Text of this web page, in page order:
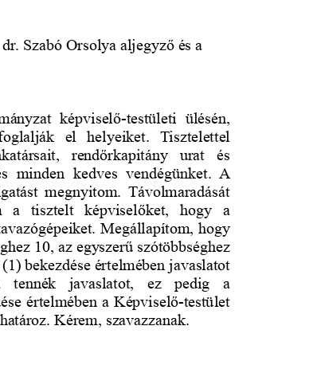
Szabó Orsolya aljegyző és a
képviselő-testületi ülésén,
el helyeiket. Tisztelettel
rendőrkapitány   urat   és
minden kedves vendégünket. A
megnyitom. Távolmaradását
a   tisztelt   képviselőket,   hogy  a
Megállapítom, hogy
10, az egyszerű szótöbbséghez
bekezdése értelmében javaslatot
tennék   javaslatot,   ez   pedig   a
értelmében a Képviselő-testület
Kérem, szavazzanak.